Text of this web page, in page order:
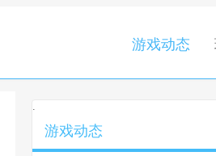
游戏动态
.
游戏动态